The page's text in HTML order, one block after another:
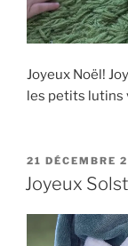
Joyeux Noël!
les petits lutins
PUBLIÉ
LE
21 DÉCEMBRE
Joyeux